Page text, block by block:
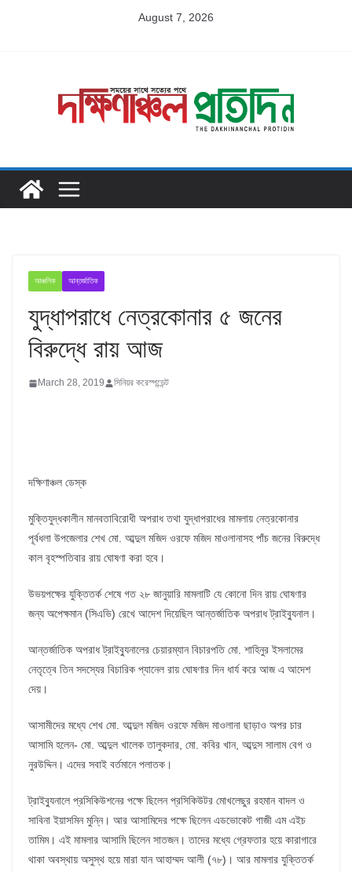
August 7, 2026
আঞ্চলিক আন্তর্জাতিক
যুদ্ধাপরাধে নেত্রকোনার ৫ জনের
বিরুদ্ধে রায় আজ
March 28, 2019 সিনিয়র করেস্পন্ডেন্ট
দক্ষিণাঞ্চল ডেস্ক
মুক্তিযুদ্ধকালীন মানবতাবিরোধী অপরাধ তথা যুদ্ধাপরাধের মামলায় নেত্রকোনার
পূর্বধলা উপজেলার শেখ মো. আব্দুল মজিদ ওরফে মজিদ মাওলানাসহ পাঁচ জনের বিরুদ্ধে
কাল বৃহস্পতিবার রায় ঘোষণা করা হবে।
উভয়পক্ষের যুক্তিতর্ক শেষে গত ২৮ জানুয়ারি মামলাটি যে কোনো দিন রায় ঘোষণার
জন্য অপেক্ষমান (সিএভি) রেখে আদেশ দিয়েছিল আন্তর্জাতিক অপরাধ ট্রাইব্যুনাল।
আন্তর্জাতিক অপরাধ ট্রাইব্যুনালের চেয়ারম্যান বিচারপতি মো. শাহিনুর ইসলামের
নেতৃত্বে তিন সদস্যের বিচারিক প্যানেল রায় ঘোষণার দিন ধার্য করে আজ এ আদেশ
দেয়।
আসামীদের মধ্যে শেখ মো. আব্দুল মজিদ ওরফে মজিদ মাওলানা ছাড়াও অপর চার
আসামি হলেন- মো. আব্দুল খালেক তালুকদার, মো. কবির খান, আব্দুস সালাম বেগ ও
নুরউদ্দিন। এদের সবাই বর্তমানে পলাতক।
ট্রাইব্যুনালে প্রসিকিউশনের পক্ষে ছিলেন প্রসিকিউটর মোখলেছুর রহমান বাদল ও
সাবিনা ইয়াসমিন মুন্নি। আর আসামিদের পক্ষে ছিলেন এডভোকেট গাজী এম এইচ
তামিম। এই মামলার আসামি ছিলেন সাতজন। তাদের মধ্যে গ্রেফতার হয়ে কারাগারে
থাকা অবস্থায় অসুস্থ হয়ে মারা যান আহাম্মদ আলী (৭৮)। আর মামলার যুক্তিতর্ক